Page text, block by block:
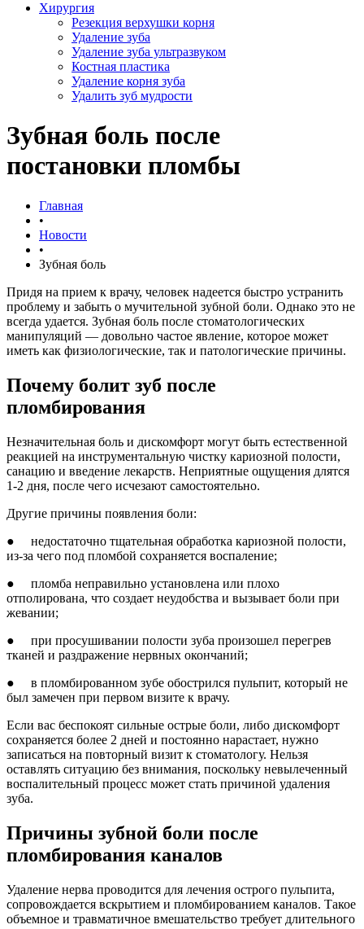
Хирургия
Резекция верхушки корня
Удаление зуба
Удаление зуба ультразвуком
Костная пластика
Удаление корня зуба
Удалить зуб мудрости
Зубная боль после
постановки пломбы
Главная
•
Новости
•
Зубная боль
Придя на прием к врачу, человек надеется быстро устранить
проблему и забыть о мучительной зубной боли. Однако это не
всегда удается. Зубная боль после стоматологических
манипуляций — довольно частое явление, которое может
иметь как физиологические, так и патологические причины.
Почему болит зуб после
пломбирования
Незначительная боль и дискомфорт могут быть естественной
реакцией на инструментальную чистку кариозной полости,
санацию и введение лекарств. Неприятные ощущения длятся
1-2 дня, после чего исчезают самостоятельно.
Другие причины появления боли:
● недостаточно тщательная обработка кариозной полости,
из-за чего под пломбой сохраняется воспаление;
● пломба неправильно установлена или плохо
отполирована, что создает неудобства и вызывает боли при
жевании;
● при просушивании полости зуба произошел перегрев
тканей и раздражение нервных окончаний;
● в пломбированном зубе обострился пульпит, который не
был замечен при первом визите к врачу.
Если вас беспокоят сильные острые боли, либо дискомфорт
сохраняется более 2 дней и постоянно нарастает, нужно
записаться на повторный визит к стоматологу. Нельзя
оставлять ситуацию без внимания, поскольку невылеченный
воспалительный процесс может стать причиной удаления
зуба.
Причины зубной боли после
пломбирования каналов
Удаление нерва проводится для лечения острого пульпита,
сопровождается вскрытием и пломбированием каналов. Такое
объемное и травматичное вмешательство требует длительного